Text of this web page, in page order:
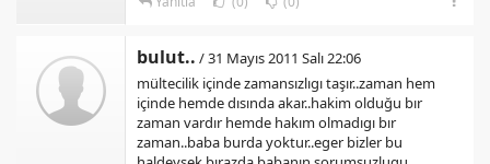
bulut.. / 31 Mayıs 2011 Salı 22:06
mültecilik içinde zamansızlıgı taşır..zaman hem
içinde hemde dısında akar..hakim olduğu bır
zaman vardır hemde hakım olmadıgı bır
zaman..baba burda yoktur..eger bizler bu